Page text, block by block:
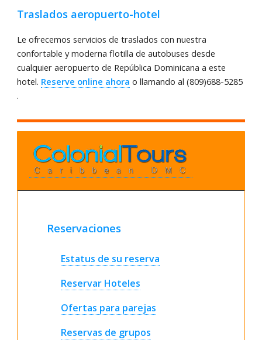
Traslados aeropuerto-hotel
Le ofrecemos servicios de traslados con nuestra
confortable y moderna flotilla de autobuses desde
cualquier aeropuerto de República Dominicana a este
hotel. Reserve online ahora o llamando al (809)688-5285
.
Reservaciones
Estatus de su reserva
Reservar Hoteles
Ofertas para parejas
Reservas de grupos